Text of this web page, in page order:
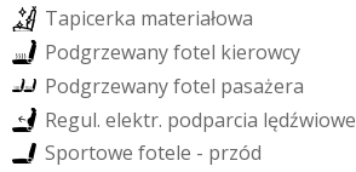
Tapicerka materiałowa
Podgrzewanyfotel kierowcy
Podgrzewanyfotel pasażera
Regul. elektr. podparcia lędźwiowe
Sportowe fotele - przód